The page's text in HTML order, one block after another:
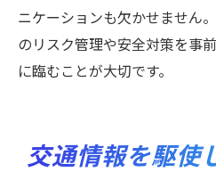
ニケーションも欠かせません
のリスク管理や安全対策を事
に臨むことが大切です。
交通情報を駆使